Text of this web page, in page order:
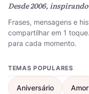
Desde 2006,
Frases, mensagens e
compartilhar em 1
para cada momento.
TEMAS POPULARES
Aniversário Amor